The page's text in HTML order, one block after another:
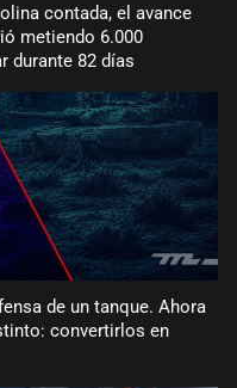
contada, el avance
metiendo 6.000
durante 82 días
de un tanque. Ahora
convertirlos en